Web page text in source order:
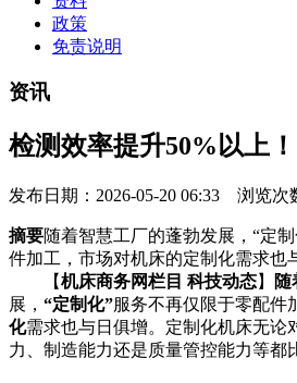
政策
免责说明
资讯
检测效率提升50%以上！
发布日期：2026-05-20 06:33 浏览次
摘要随着智慧工厂的蓬勃发展，“定
件加工，市场对机床的定制化需求也
【机床商务网栏目 科技动态】 随
展， “定制化”服务不再仅限于零配件
化需求也与日俱增。定制化机床无论
力、制造能力还是质量管控能力等都